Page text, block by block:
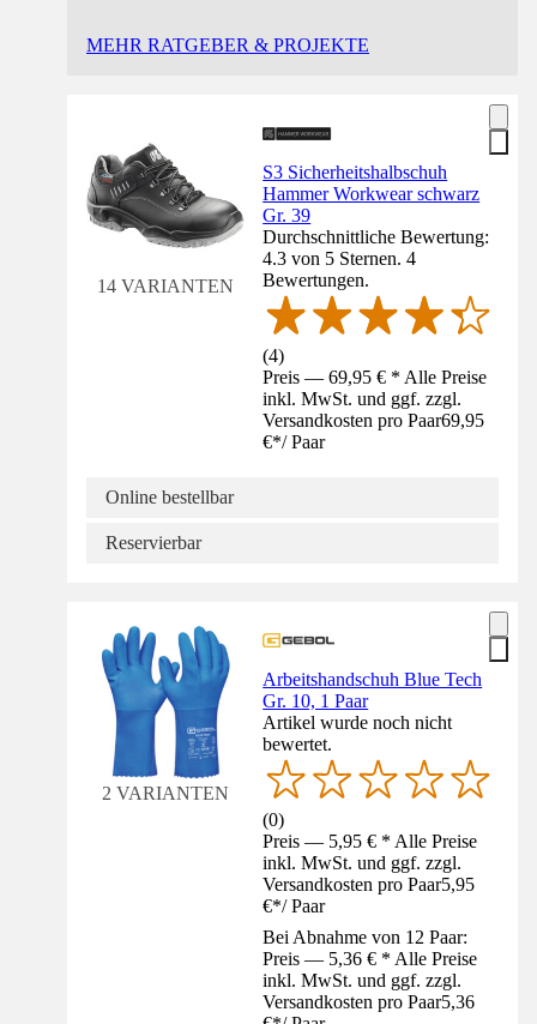
MEHR RATGEBER & PROJEKTE
14 VARIANTEN
S3 Sicherheitshalbschuh
Hammer Workwear schwarz
Gr. 39
Durchschnittliche Bewertung:
4.3 von 5 Sternen. 4
Bewertungen.
(4)
Preis — 69,95 € * Alle Preise
inkl. MwSt. und ggf. zzgl.
Versandkosten pro Paar69,95
€*/ Paar
Online bestellbar
Reservierbar
2 VARIANTEN
Arbeitshandschuh Blue Tech
Gr. 10, 1 Paar
Artikel wurde noch nicht
bewertet.
(0)
Preis — 5,95 € * Alle Preise
inkl. MwSt. und ggf. zzgl.
Versandkosten pro Paar5,95
€*/ Paar
Bei Abnahme von 12 Paar:
Preis — 5,36 € * Alle Preise
inkl. MwSt. und ggf. zzgl.
Versandkosten pro Paar5,36